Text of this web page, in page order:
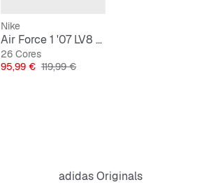
Nike
Air Force 1 '07 LV8 Denim
26 Cores
Preço
95,99 € Preço original
119,99 €
adidas Originals